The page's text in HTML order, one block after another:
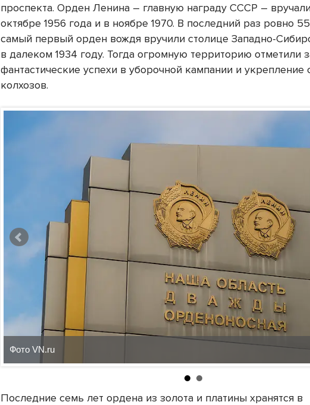
проспекта. Орден Ленина – главную награду СССР –
октябре 1956 года и в ноябре 1970. В последний раз ровно
самый первый орден вождя вручили столице Западно-
в далеком 1934 году. Тогда огромную территорию отметили
фантастические успехи в уборочной кампании и укрепление
колхозов.
Фото VN.ru
Последние семь лет ордена из золота и платины хранятся в